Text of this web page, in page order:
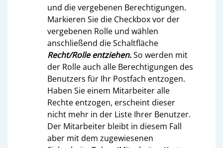
und die vergebenen Berechtigungen.
Markieren Sie die Checkbox vor der
vergebenen Rolle und wählen
anschließend die Schaltfläche
Recht/Rolle entziehen.So werden mit
der Rolle auch alle Berechtigungen des
Benutzers für Ihr Postfach entzogen.
Haben Sie einem Mitarbeiter alle
Rechte entzogen, erscheint dieser
nicht mehr in der Liste Ihrer Benutzer.
Der Mitarbeiter bleibt in diesem Fall
aber mit dem zugewiesenen